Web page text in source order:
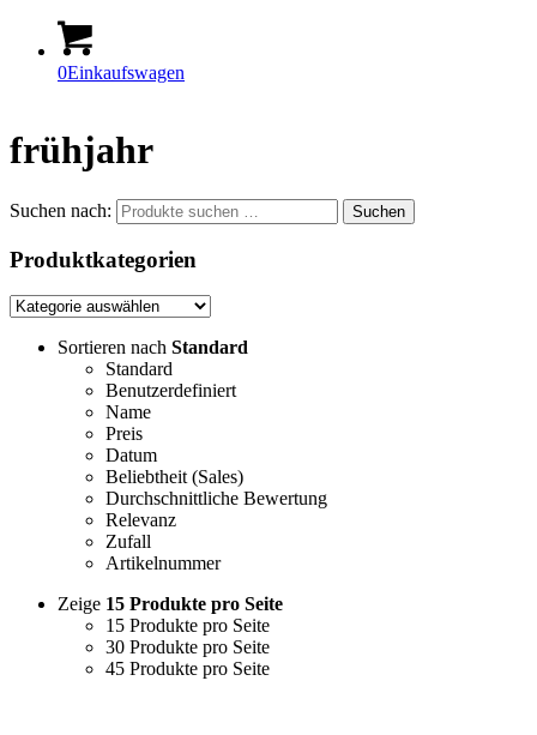
0Einkaufswagen
frühjahr
Sortieren nach Standard
Standard
Benutzerdefiniert
Name
Preis
Datum
Beliebtheit (Sales)
Durchschnittliche Bewertung
Relevanz
Zufall
Artikelnummer
Zeige 15 Produkte pro Seite
15 Produkte pro Seite
30 Produkte pro Seite
45 Produkte pro Seite
Suchen nach: Suchen
Produktkategorien